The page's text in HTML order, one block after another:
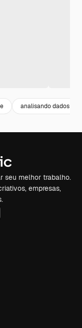
analisando dados
seu melhor trabalho.
empresas,